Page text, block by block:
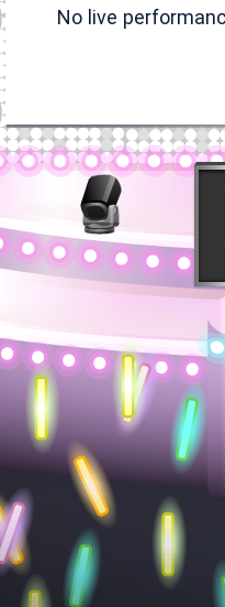
No live